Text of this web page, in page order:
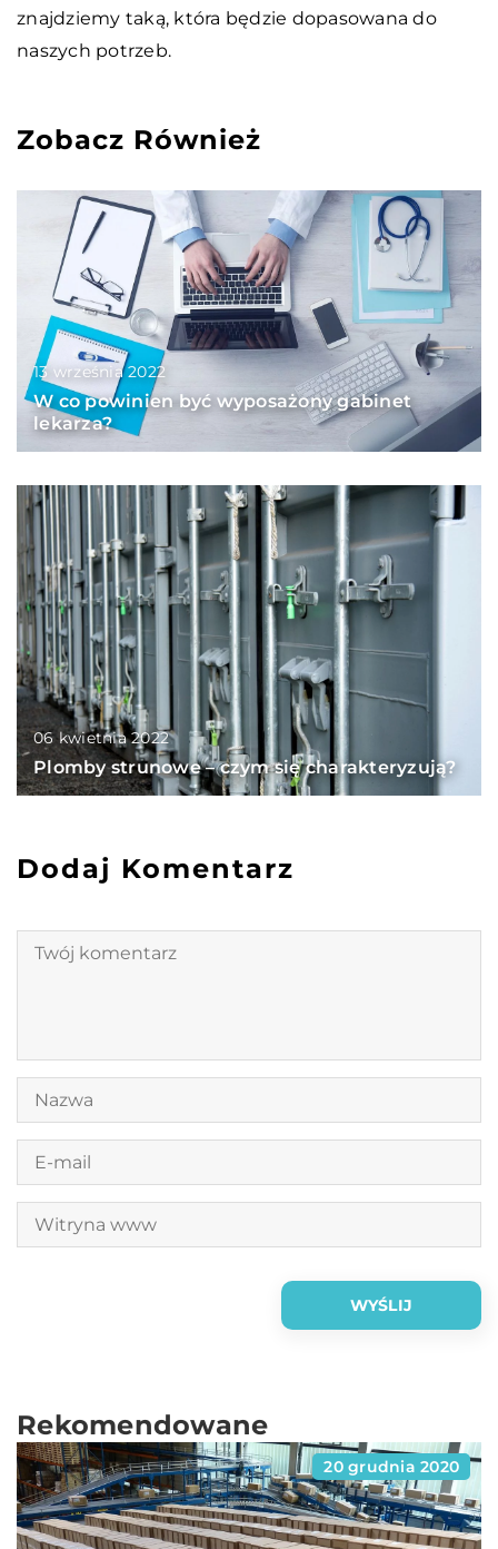
znajdziemy taką, która będzie dopasowana do
naszych potrzeb.
Zobacz Również
13 września 2022
W co powinien być wyposażony gabinet
lekarza?
06 kwietnia 2022
Plomby strunowe – czym się charakteryzują?
Dodaj Komentarz
Rekomendowane
20 grudnia 2020